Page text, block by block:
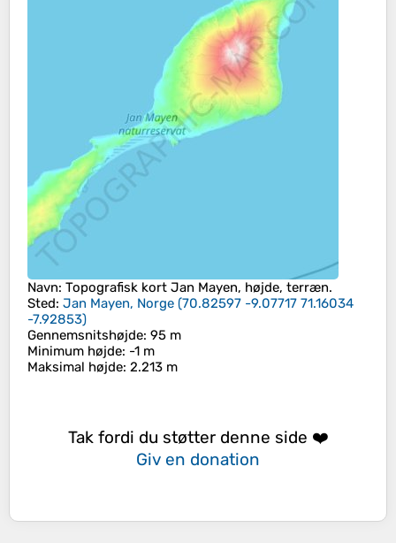
Navn: Topografisk kort Jan Mayen, højde, terræn.
Sted: Jan Mayen, Norge (70.82597 -9.07717 71.16034
-7.92853)
Gennemsnitshøjde: 95 m
Minimum højde: -1 m
Maksimal højde: 2.213 m
Tak fordi du støtter denne side ❤️
Giv en donation